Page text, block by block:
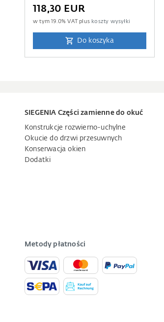
118,30 EUR
w tym19.0% VAT plus koszty wysyłki
Do koszyka
SIEGENIA Części zamienne do okuć
Konstrukcje rozwierno-uchylne
Okucie do drzwi przesuwnych
Konserwacja okien
Dodatki
Metody płatności